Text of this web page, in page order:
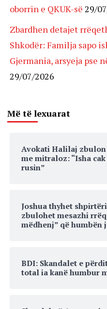
oborrin e QKUK-së 29/
Zbardhen detajet
Shkodër: Familja sapo
Gjermania, arsyeja pse
29/07/2026
Më të lexuarat
Avokati Halilaj
me mitraloz: “Isha
rusin”
Joshua thyhet
zbulohet mesazhi
mëdhenj” që humbën
BDI: Skandalet e
total ia kanë humbur